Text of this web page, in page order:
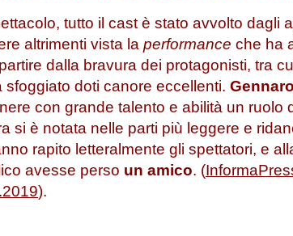
tutto il cast è stato avvolto dagli
altrimenti vista la performance che ha
dalla bravura dei protagonisti, tra
sfoggiato doti canore eccellenti.
con grande talento e abilità un ruolo
si è notata nelle parti più leggere e
rapito letteralmente gli spettatori, e
avesse perso un amico. (
).